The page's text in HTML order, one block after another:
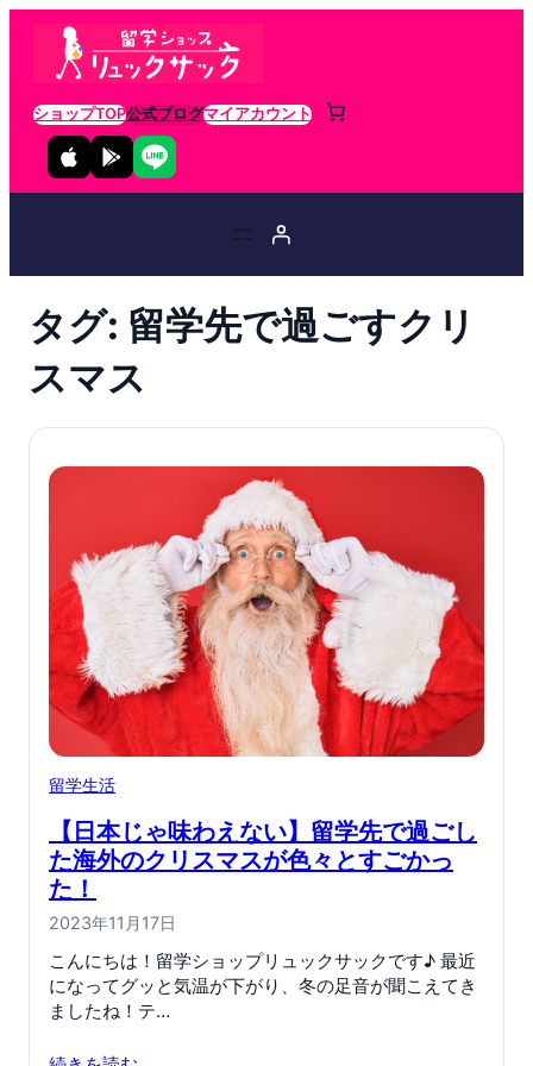
ショップTOP公式ブログマイアカウント
タグ: 留学先で過ごすクリ
スマス
留学生活
【日本じゃ味わえない】留学先で過ごし
た海外のクリスマスが色々とすごかっ
た！
2023年11月17日
こんにちは！留学ショップリュックサックです♪ 最近
になってグッと気温が下がり、冬の足音が聞こえてき
ましたね！テ…